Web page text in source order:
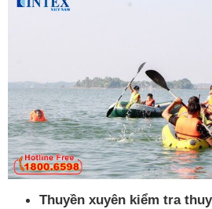
Thuyền xuyên kiểm tra